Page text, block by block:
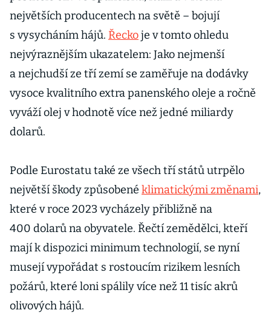
největších producentech na světě – bojují
s vysycháním hájů. Řeckoje v tomto ohledu
nejvýraznějším ukazatelem: Jako nejmenší
a nejchudší ze tří zemí se zaměřuje na dodávky
vysoce kvalitního extra panenského oleje a ročně
vyváží olej v hodnotě více než jedné miliardy
dolarů.
Podle Eurostatu také ze všech tří států utrpělo
největší škody způsobené klimatickými změnami,
které v roce 2023 vycházely přibližně na
400 dolarů na obyvatele. Řečtí zemědělci, kteří
mají k dispozici minimum technologií, se nyní
musejí vypořádat s rostoucím rizikem lesních
požárů, které loni spálily více než 11 tisíc akrů
olivových hájů.